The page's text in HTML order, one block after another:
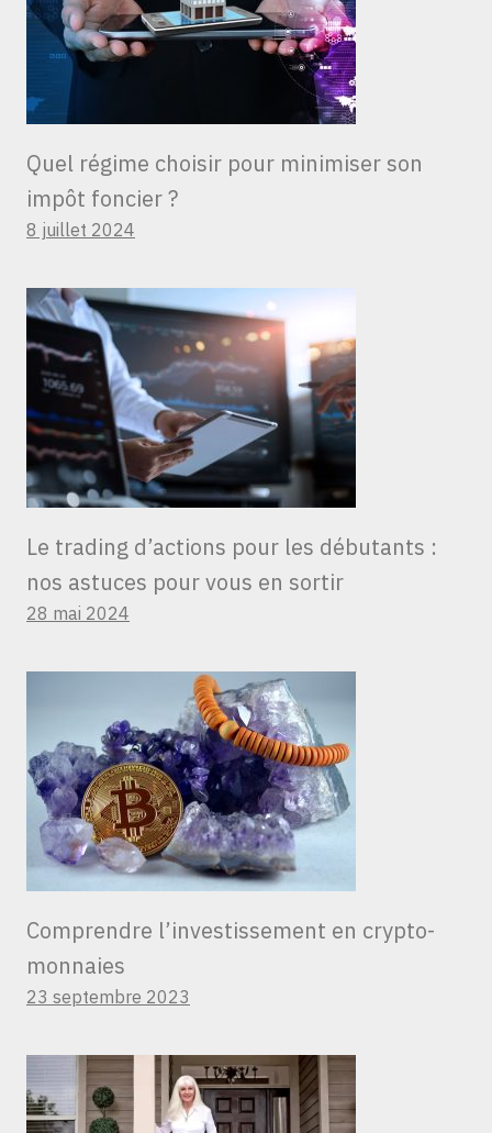
Quel régime choisir pour minimiser son
impôt foncier ?
8 juillet 2024
Le trading d’actions pour les débutants :
nos astuces pour vous en sortir
28 mai 2024
Comprendre l’investissement en crypto-
monnaies
23 septembre 2023